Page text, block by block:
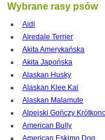
Wybrane rasy psów
Aidi
Airedale Terrier
Akita Amerykańska
Akita Japońska
Alaskan Husky
Alaskan Klee Kai
Alaskan Malamute
Alpejski Gończy
American Bully
American Eskimo Dog